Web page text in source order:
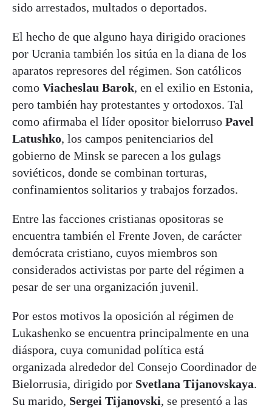
sido arrestados, multados o deportados.
El hecho de que alguno haya dirigido oraciones
por Ucrania también los sitúa en la diana de los
aparatos represores del régimen. Son católicos
como Viacheslau Barok, en el exilio en Estonia,
pero también hay protestantes y ortodoxos. Tal
como afirmaba el líder opositor bielorruso Pavel
Latushko, los campos penitenciarios del
gobierno de Minsk se parecen a los gulags
soviéticos, donde se combinan torturas,
confinamientos solitarios y trabajos forzados.
Entre las facciones cristianas opositoras se
encuentra también el Frente Joven, de carácter
demócrata cristiano, cuyos miembros son
considerados activistas por parte del régimen a
pesar de ser una organización juvenil.
Por estos motivos la oposición al régimen de
Lukashenko se encuentra principalmente en una
diáspora, cuya comunidad política está
organizada alrededor del Consejo Coordinador de
Bielorrusia, dirigido por Svetlana Tijanovskaya.
Su marido, Sergei Tijanovski, se presentó a las